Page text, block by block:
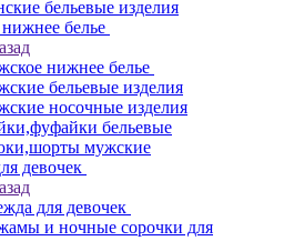
бельевые изделия
белье
нижнее белье
бельевые изделия
носочные изделия
бельевые
мужские
девочек
для девочек
и ночные сорочки для